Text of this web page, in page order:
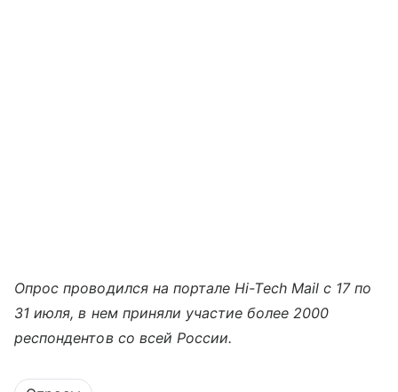
Опрос проводился на портале Hi-Tech Mail с 17 по
31 июля, в нем приняли участие более 2000
респондентов со всей России.